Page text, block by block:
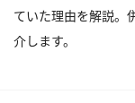
ていた理由を解説。
介します。